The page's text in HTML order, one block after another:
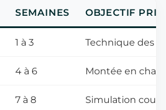
SEMAINES OBJECTIF
1 à 3 Technique des
4 à 6 Montée en
7 à 8 Simulation